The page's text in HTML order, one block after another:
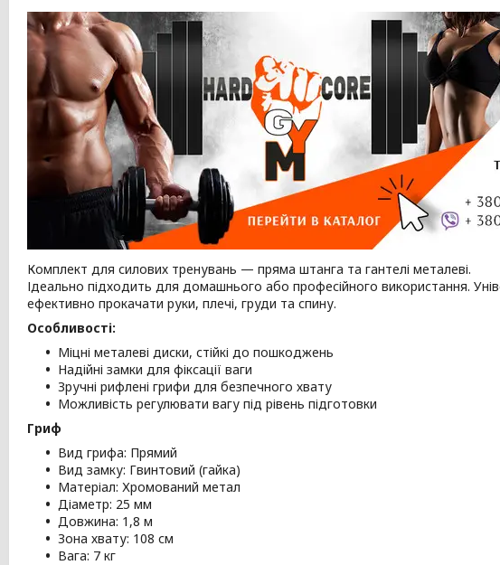
Комплект для силових тренувань — пряма штанга та гантелі металеві.
Ідеально підходить для домашнього або професійного використання.
ефективно прокачати руки, плечі, груди та спину.
Особливості:
Міцні металеві диски, стійкі до пошкоджень
Надійні замки для фіксації ваги
Зручні рифлені грифи для безпечного хвату
Можливість регулювати вагу під рівень підготовки
Гриф
Вид грифа: Прямий
Вид замку: Гвинтовий (гайка)
Матеріал: Хромований метал
Діаметр: 25 мм
Довжина: 1,8 м
Зона хвату: 108 см
Вага: 7 кг